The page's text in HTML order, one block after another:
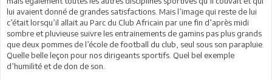
lui avaient donné de grandes satisfactions. Mais l’image qui reste de lui
c’était lorsqu’il allait au Parc du Club Africain par une fin d’après midi
sombre et pluvieuse suivre les entrainements de gamins pas plus grands
que deux pommes de l’école de football du club, seul sous son parapluie.
Quelle belle leçon pour nos dirigeants sportifs. Quel bel exemple
d’humilité et de don de son.